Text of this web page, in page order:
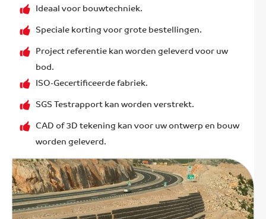
Ideaal voor bouwtechniek.
Speciale korting voor grote bestellingen.
Project referentie kan worden geleverd voor uw
bod.
ISO-Gecertificeerde fabriek.
SGS Testrapport kan worden verstrekt.
CAD of 3D tekening kan voor uw ontwerp en bouw
worden geleverd.